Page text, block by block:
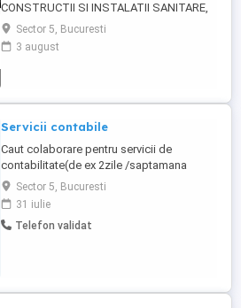
CONSTRUCTII SI INSTALATII SANITARE,
TERMICE, CLIMA - Inginer serviciul tehnic
ofertare - folosesc programul
Windev(Softeh) cu licenta pe computerul
din proiecte existente, deviz pe obiecte cu
toate ...
Sector 5, Bucuresti
3 august
Servicii contabile
Caut colaborare pentru servicii de
contabilitate(de ex 2zile /saptamana
).Inregistrare documente
contabile,verificare jurnale de vanzari si
cumparari,operare Revisal,intocmire
declaratii si situatii financiare inclusiv
Sector 5, Bucuresti
31 iulie
Telefon validat